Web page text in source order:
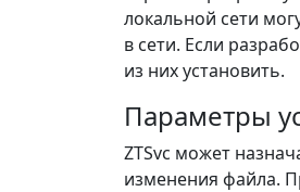
локальной сети
в сети. Если
из них установить.
Параметры
ZTSvc может
изменения файла.